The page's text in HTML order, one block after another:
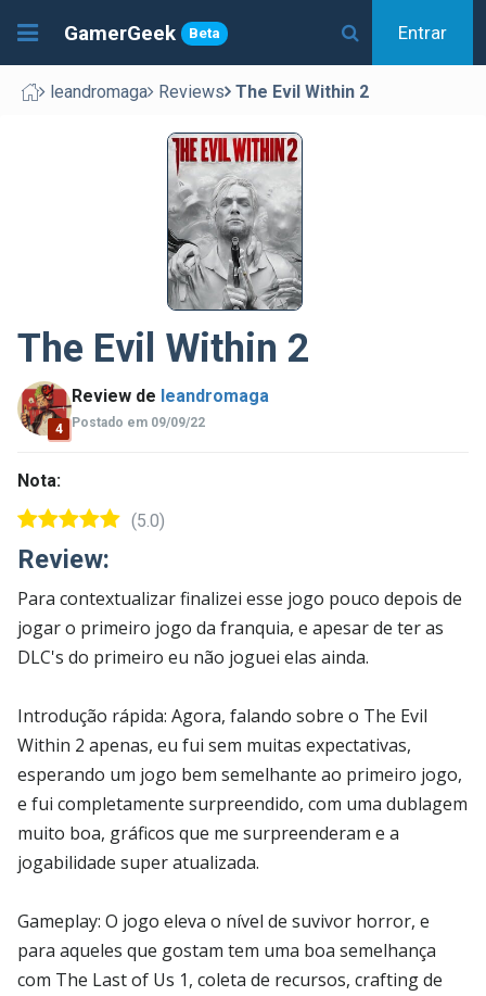
GamerGeek Beta Entrar
leandromaga Reviews The Evil Within 2
The Evil Within 2
4
Review de leandromaga
Postado em 09/09/22
Nota:
(5.0)
Review:
Para contextualizar finalizei esse jogo pouco depois de
jogar o primeiro jogo da franquia, e apesar de ter as
DLC's do primeiro eu não joguei elas ainda.
Introdução rápida: Agora, falando sobre o The Evil
Within 2 apenas, eu fui sem muitas expectativas,
esperando um jogo bem semelhante ao primeiro jogo,
e fui completamente surpreendido, com uma dublagem
muito boa, gráficos que me surpreenderam e a
jogabilidade super atualizada.
Gameplay: O jogo eleva o nível de suvivor horror, e
para aqueles que gostam tem uma boa semelhança
com The Last of Us 1, coleta de recursos, crafting de